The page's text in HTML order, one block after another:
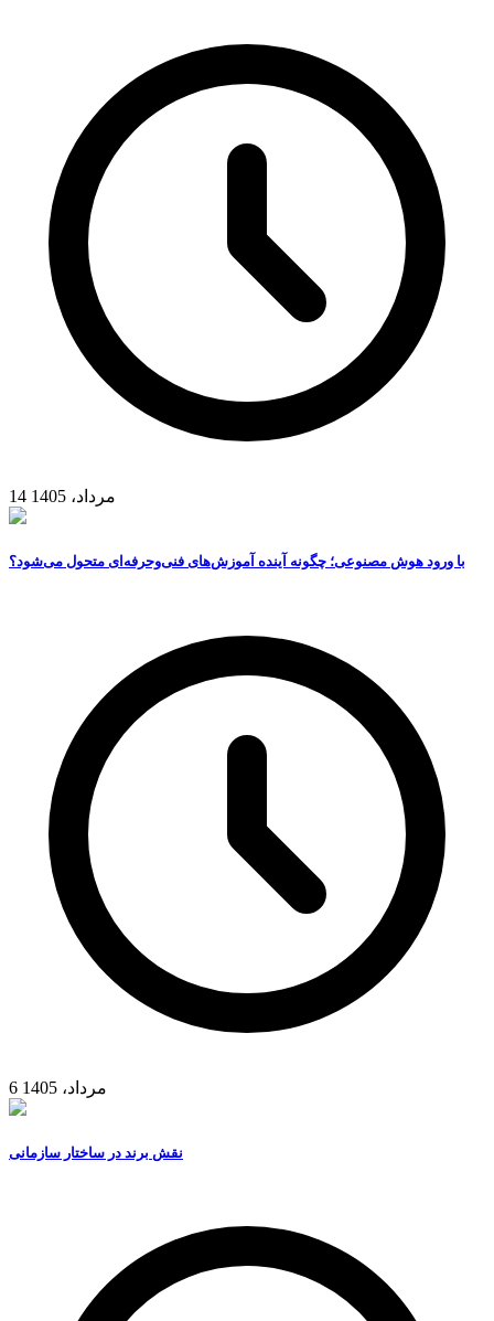
14 مرداد، 1405
با ورود هوش مصنوعی؛ چگونه آینده آموزش‌های فنی‌وحرفه‌ای متحول می‌شود؟
6 مرداد، 1405
نقش برند در ساختار سازمانی